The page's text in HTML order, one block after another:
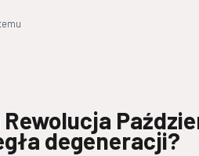
Rewolucja
degeneracji?